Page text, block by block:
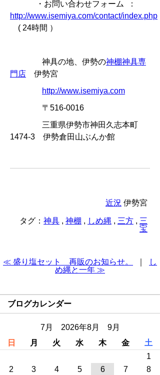
・お問い合わせフォーム ：
http://www.isemiya.com/contact/index.php
( 24時間 ）
神具の地、伊勢の神棚神具専
門店 伊勢宮
http://www.isemiya.com
〒516-0016
三重県伊勢市神田久志本町
1474-3 伊勢倉田山ぶんか館
近況 伊勢宮
タグ： 神具 , 神棚 , しめ縄 , 三方 , 三
宝
≪ 盛り塩セット 再販のお知らせ。
し
め縄と一年 ≫
ブログカレンダー
7月 2026年8月 9月
日
月 火 水 木 金
土
1
2
3 4 5 6 7
8